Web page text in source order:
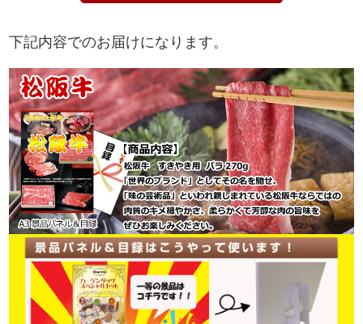
★★★A3景品パネル&目録でお届けします★★★
下記内容でのお届けになります。